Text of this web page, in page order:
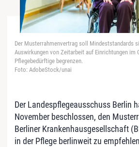
Der Musterrahmenvertrag soll Mindeststandards
Auswirkungen von Zeitarbeit auf Einrichtungen im
Pflegebedürftige begrenzen.
Foto: AdobeStock/unai
Der Landespflegeausschuss Berlin
November beschlossen, den
Berliner Krankenhausgesellschaft
in der Pflege berlinweit zu